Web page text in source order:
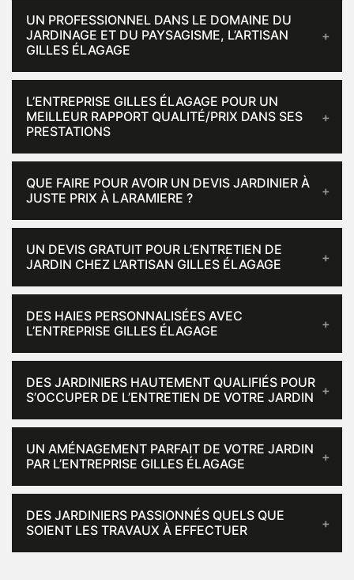
UN PROFESSIONNEL DANS LE DOMAINE DU
JARDINAGE ET DU PAYSAGISME, L’ARTISAN
GILLES ÉLAGAGE
L’ENTREPRISE GILLES ÉLAGAGE POUR UN
MEILLEUR RAPPORT QUALITÉ/PRIX DANS SES
PRESTATIONS
QUE FAIRE POUR AVOIR UN DEVIS JARDINIER À
JUSTE PRIX À LARAMIERE ?
UN DEVIS GRATUIT POUR L’ENTRETIEN DE
JARDIN CHEZ L’ARTISAN GILLES ÉLAGAGE
DES HAIES PERSONNALISÉES AVEC
L’ENTREPRISE GILLES ÉLAGAGE
DES JARDINIERS HAUTEMENT QUALIFIÉS POUR
S’OCCUPER DE L’ENTRETIEN DE VOTRE JARDIN
UN AMÉNAGEMENT PARFAIT DE VOTRE JARDIN
PAR L’ENTREPRISE GILLES ÉLAGAGE
DES JARDINIERS PASSIONNÉS QUELS QUE
SOIENT LES TRAVAUX À EFFECTUER